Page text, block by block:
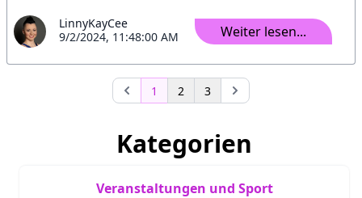
LinnyKayCee
9/2/2024, 11:48:00 AM
Weiter lesen...
1 2 3
Kategorien
Veranstaltungen und Sport